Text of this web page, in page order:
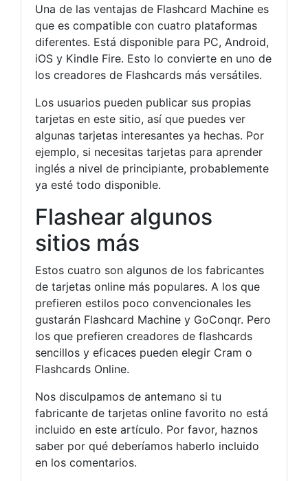
Una de las ventajas de Flashcard Machine es
que es compatible con cuatro plataformas
diferentes. Está disponible para PC, Android,
iOS y Kindle Fire. Esto lo convierte en uno de
los creadores de Flashcards más versátiles.
Los usuarios pueden publicar sus propias
tarjetas en este sitio, así que puedes ver
algunas tarjetas interesantes ya hechas. Por
ejemplo, si necesitas tarjetas para aprender
inglés a nivel de principiante, probablemente
ya esté todo disponible.
Flashear algunos
sitios más
Estos cuatro son algunos de los fabricantes
de tarjetas online más populares. A los que
prefieren estilos poco convencionales les
gustarán Flashcard Machine y GoConqr. Pero
los que prefieren creadores de flashcards
sencillos y eficaces pueden elegir Cram o
Flashcards Online.
Nos disculpamos de antemano si tu
fabricante de tarjetas online favorito no está
incluido en este artículo. Por favor, haznos
saber por qué deberíamos haberlo incluido
en los comentarios.